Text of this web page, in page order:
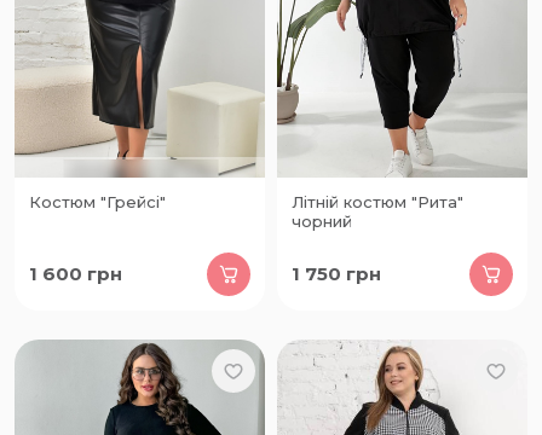
Костюм "Грейсі"
1 600 грн
Літній костюм "Рита"
чорний
1 750 грн